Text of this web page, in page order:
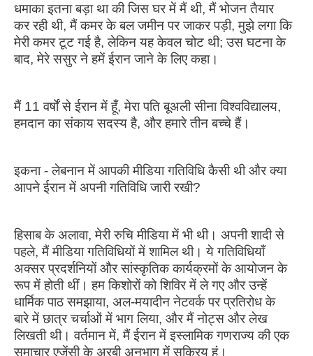
धमाका इतना बड़ा था की जिस घर में मैं थी, मैं भोजन तैयार
कर रही थी, मैं कमर के बल जमीन पर जाकर पड़ी, मुझे लगा कि
मेरी कमर टूट गई है, लेकिन यह केवल चोट थी; उस घटना के
बाद, मेरे ससुर ने हमें ईरान जाने के लिए कहा।
मैं 11 वर्षों से ईरान में हूँ, मेरा पति बूअली सीना विश्वविद्यालय,
हमदान का संकाय सदस्य है, और हमारे तीन बच्चे हैं।
इकना - लेबनान में आपकी मीडिया गतिविधि कैसी थी और क्या
आपने ईरान में अपनी गतिविधि जारी रखी?
हिसाब के अलावा, मेरी रुचि मीडिया में भी थी। अपनी शादी से
पहले, मैं मीडिया गतिविधियों में शामिल थी। ये गतिविधियाँ
अक्सर प्रदर्शनियों और सांस्कृतिक कार्यक्रमों के आयोजन के
रूप में होती थीं। हम किशोरों को शिविर में ले गए और उन्हें
धार्मिक पाठ समझाया, अल-मयादीन नेटवर्क पर प्रतिरोध के
बारे में छात्र चर्चाओं में भाग लिया, और मैं नोट्स और लेख
लिखती थी। वर्तमान में, मैं ईरान में इस्लामिक गणराज्य की एक
समाचार एजेंसी के अरबी अनुभाग में सक्रिय हूं।